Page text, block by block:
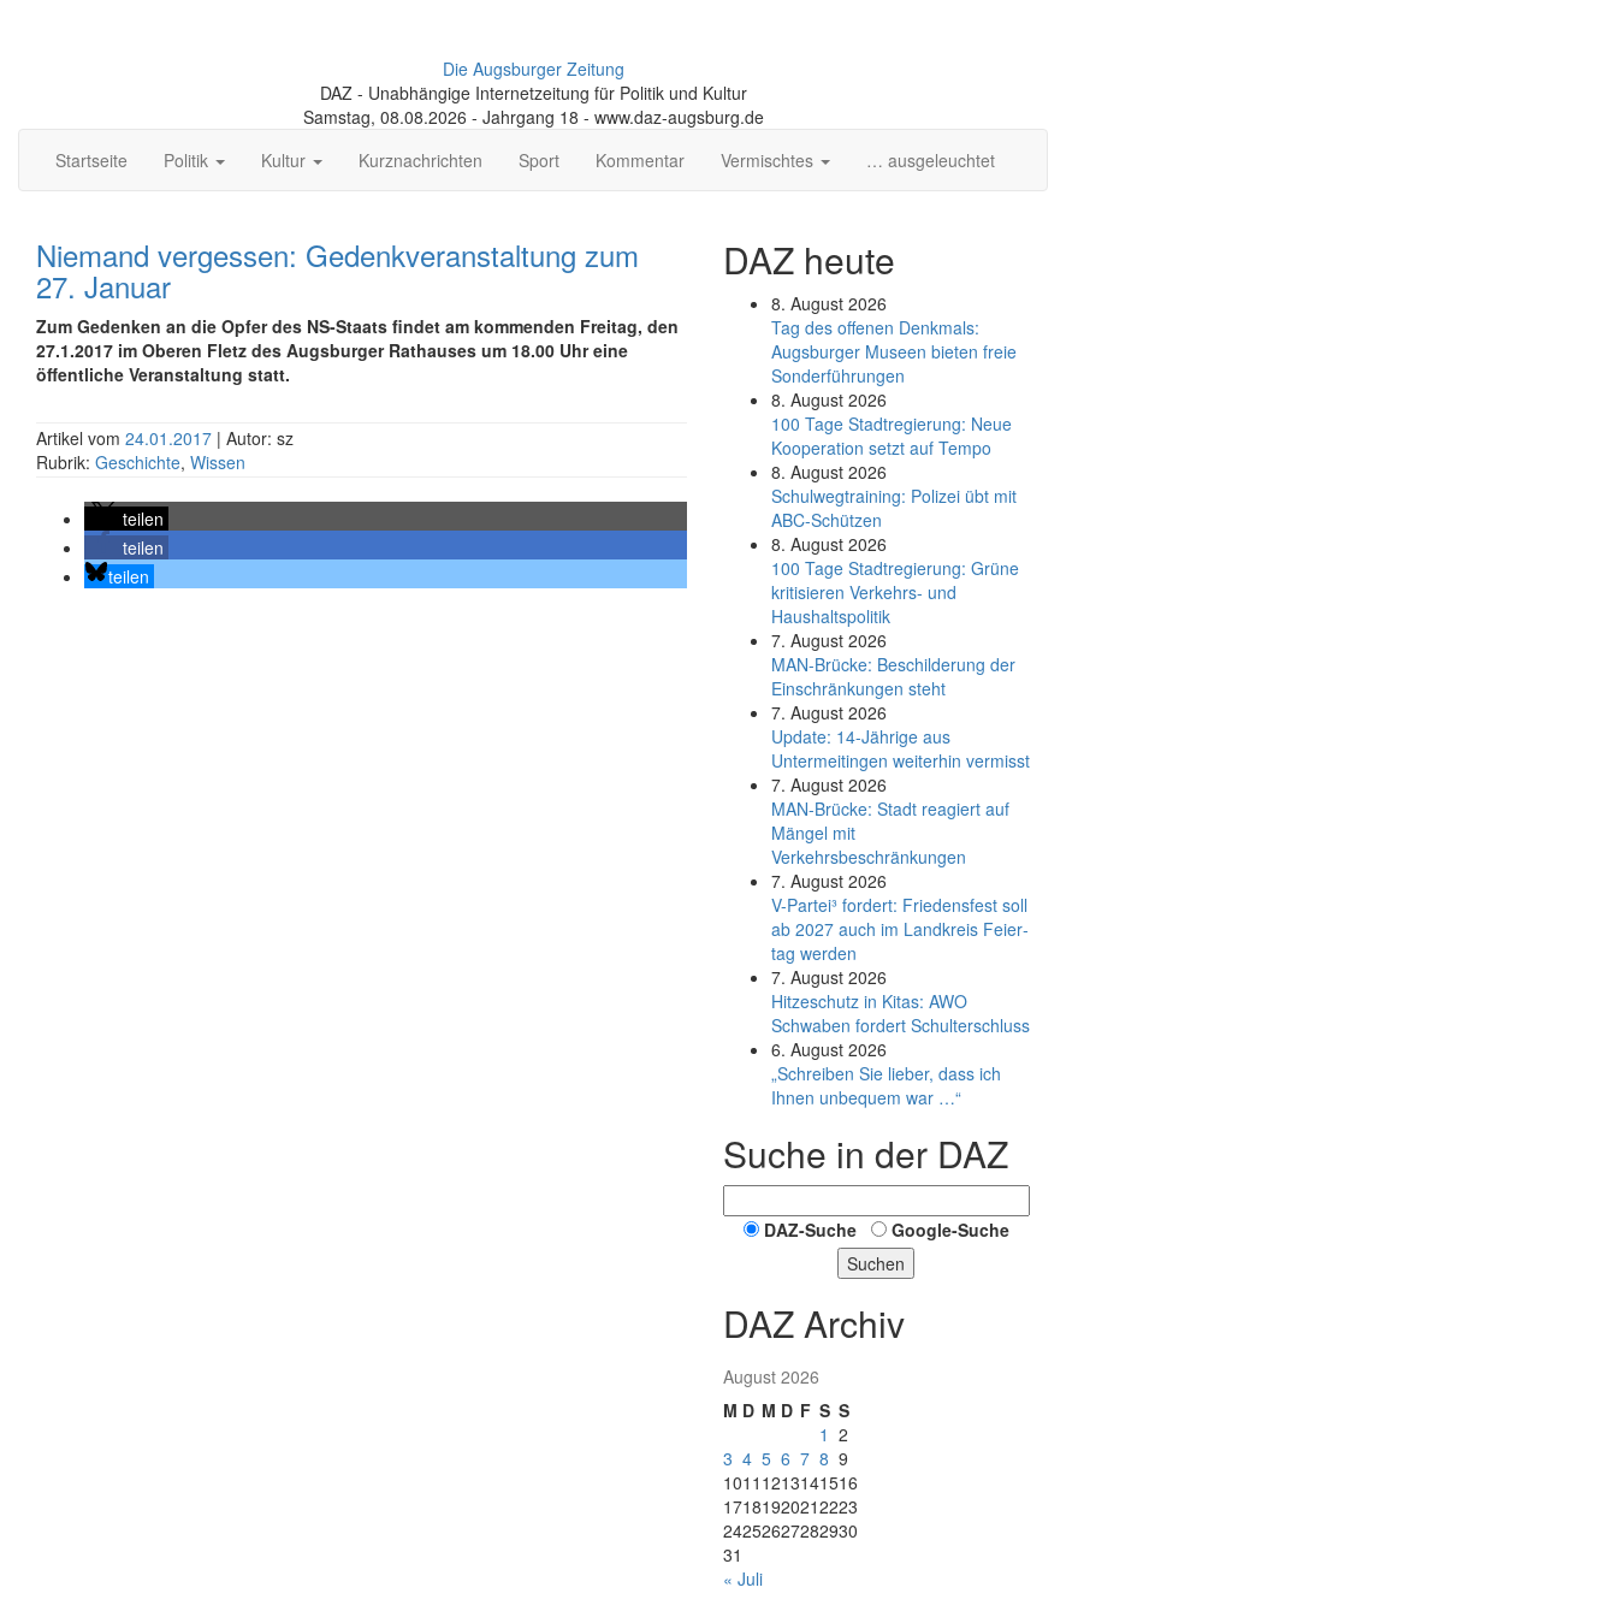
Die Augsburger Zeitung
DAZ - Unabhängige Internetzeitung für Politik und Kultur
Samstag, 08.08.2026 - Jahrgang 18 - www.daz-augsburg.de
Startseite
Politik Kultur Kurznachrichten Sport Kommentar Vermischtes … ausgeleuchtet
Niemand vergessen: Gedenkveranstaltung zum
27. Januar
Zum Gedenken an die Opfer des NS-Staats findet am kommenden Freitag, den
27.1.2017 im Oberen Fletz des Augsburger Rathauses um 18.00 Uhr eine
öffentliche Veranstaltung statt.
Artikel vom 24.01.2017 | Autor: sz
Rubrik: Geschichte, Wissen
teilen
teilen
teilen
DAZ heute
8. August 2026
Tag des offenen Denkmals:
Augsburger Museen bieten freie
Sonderführungen
8. August 2026
100 Tage Stadtregierung: Neue
Kooperation setzt auf Tempo
8. August 2026
Schul­weg­trai­ning: Poli­zei übt mit
ABC-Schüt­zen
8. August 2026
100 Tage Stadtregierung: Grüne
kritisieren Verkehrs- und
Haushaltspolitik
7. August 2026
MAN-Brücke: Beschilderung der
Einschränkungen steht
7. August 2026
Update: 14-Jährige aus
Untermeitingen weiterhin vermisst
7. August 2026
MAN-Brücke: Stadt reagiert auf
Mängel mit
Verkehrsbeschränkungen
7. August 2026
V-Partei­³ fordert: Friedens­fest soll
ab 2027 auch im Land­kreis Feier­
tag werden
7. August 2026
Hitzeschutz in Kitas: AWO
Schwaben fordert Schulterschluss
6. August 2026
„Schreiben Sie lieber, dass ich
Ihnen unbequem war …“
Suche in der DAZ
DAZ-Suche
Google-Suche
Suchen
DAZ Archiv
August 2026
M D M D F S S
1 2
3 4 5 6 7 8 9
1011 1213141516
17181920212223
24252627282930
31
« Juli